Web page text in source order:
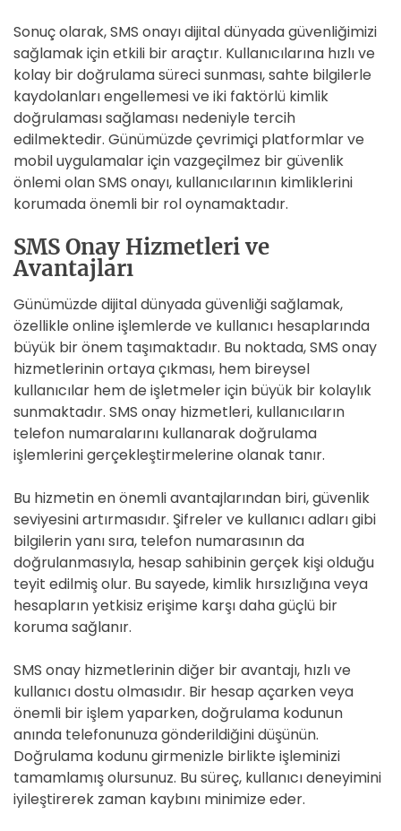
Sonuç olarak, SMS onayı dijital dünyada güvenliğimizi
sağlamak için etkili bir araçtır. Kullanıcılarına hızlı ve
kolay bir doğrulama süreci sunması, sahte bilgilerle
kaydolanları engellemesi ve iki faktörlü kimlik
doğrulaması sağlaması nedeniyle tercih
edilmektedir. Günümüzde çevrimiçi platformlar ve
mobil uygulamalar için vazgeçilmez bir güvenlik
önlemi olan SMS onayı, kullanıcılarının kimliklerini
korumada önemli bir rol oynamaktadır.
SMS Onay Hizmetleri ve
Avantajları
Günümüzde dijital dünyada güvenliği sağlamak,
özellikle online işlemlerde ve kullanıcı hesaplarında
büyük bir önem taşımaktadır. Bu noktada, SMS onay
hizmetlerinin ortaya çıkması, hem bireysel
kullanıcılar hem de işletmeler için büyük bir kolaylık
sunmaktadır. SMS onay hizmetleri, kullanıcıların
telefon numaralarını kullanarak doğrulama
işlemlerini gerçekleştirmelerine olanak tanır.
Bu hizmetin en önemli avantajlarından biri, güvenlik
seviyesini artırmasıdır. Şifreler ve kullanıcı adları gibi
bilgilerin yanı sıra, telefon numarasının da
doğrulanmasıyla, hesap sahibinin gerçek kişi olduğu
teyit edilmiş olur. Bu sayede, kimlik hırsızlığına veya
hesapların yetkisiz erişime karşı daha güçlü bir
koruma sağlanır.
SMS onay hizmetlerinin diğer bir avantajı, hızlı ve
kullanıcı dostu olmasıdır. Bir hesap açarken veya
önemli bir işlem yaparken, doğrulama kodunun
anında telefonunuza gönderildiğini düşünün.
Doğrulama kodunu girmenizle birlikte işleminizi
tamamlamış olursunuz. Bu süreç, kullanıcı deneyimini
iyileştirerek zaman kaybını minimize eder.